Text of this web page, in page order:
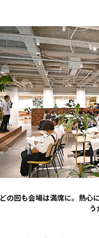
どの回も会場は満席に。熱心